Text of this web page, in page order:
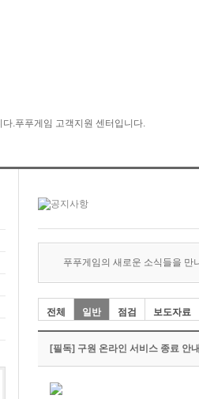
푸푸게임의 새로운 소식들을 만
전체 일반 점검 보도자료
[필독] 구원 온라인 서비스 종료 안